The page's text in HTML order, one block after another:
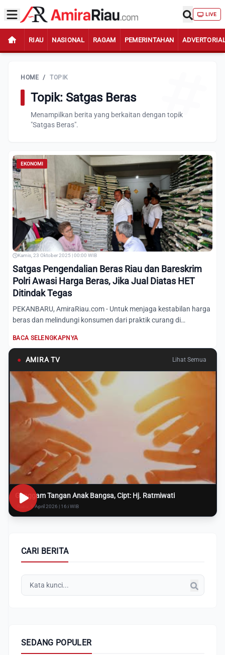
LIVE
RIAU NASIONAL RAGAM PEMERINTAHAN
HOME / TOPIK
Topik: Satgas Beras
Menampilkan berita yang berkaitan dengan topik
"Satgas Beras".
EKONOMI
Kamis, 23 Oktober 2025 | 00:00 WIB
Satgas Pengendalian Beras Riau dan Bareskrim
Polri Awasi Harga Beras, Jika Jual Diatas HET
Ditindak Tegas
PEKANBARU, AmiraRiau.com - Untuk menjaga kestabilan harga
beras dan melindungi konsumen dari praktik curang di
BACA SELENGKAPNYA
● AMIRA TV Lihat Semua
Genggam Tangan Anak Bangsa, Cipt: Hj. Ratmiwati
Rabu, 8 April 2026 | 16:i WIB
CARI BERITA
SEDANG POPULER